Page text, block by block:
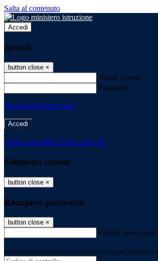
Salta al contenuto
Accedi
Accedi
button close ×
Nome Utente
Password
Password dimenticata?
-
Entra con SPID Entra con CIE
Seleziona utente
button close ×
Recupero password
button close ×
E-mail Verrà
Non hai una e-mail associata al nome utente? Effettua il